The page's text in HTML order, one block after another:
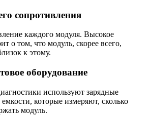
сопротивления
каждого модуля. Высокое
о том, что модуль, скорее всего,
к этому.
оборудование
используют зарядные
которые измеряют, сколько
модуль.